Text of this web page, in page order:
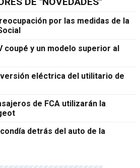
por las medidas de la
coupé y un modelo superior al
eléctrica del utilitario de
de FCA utilizarán la
detrás del auto de la